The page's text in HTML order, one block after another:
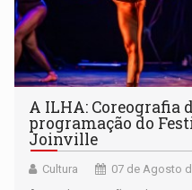
A ILHA: Coreografia
programação do
Joinville
Cultura 07 de Agosto